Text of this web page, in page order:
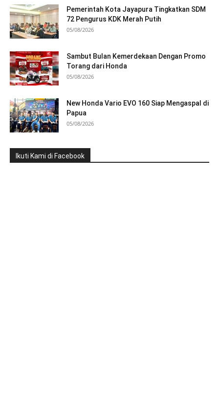
Pemerintah Kota Jayapura Tingkatkan SDM
72 Pengurus KDK Merah Putih
05/08/2026
Sambut Bulan Kemerdekaan Dengan Promo
Torang dari Honda
05/08/2026
New Honda Vario EVO 160 Siap Mengaspal di
Papua
05/08/2026
Ikuti Kami di Facebook